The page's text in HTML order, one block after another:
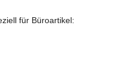
für Büroartikel: